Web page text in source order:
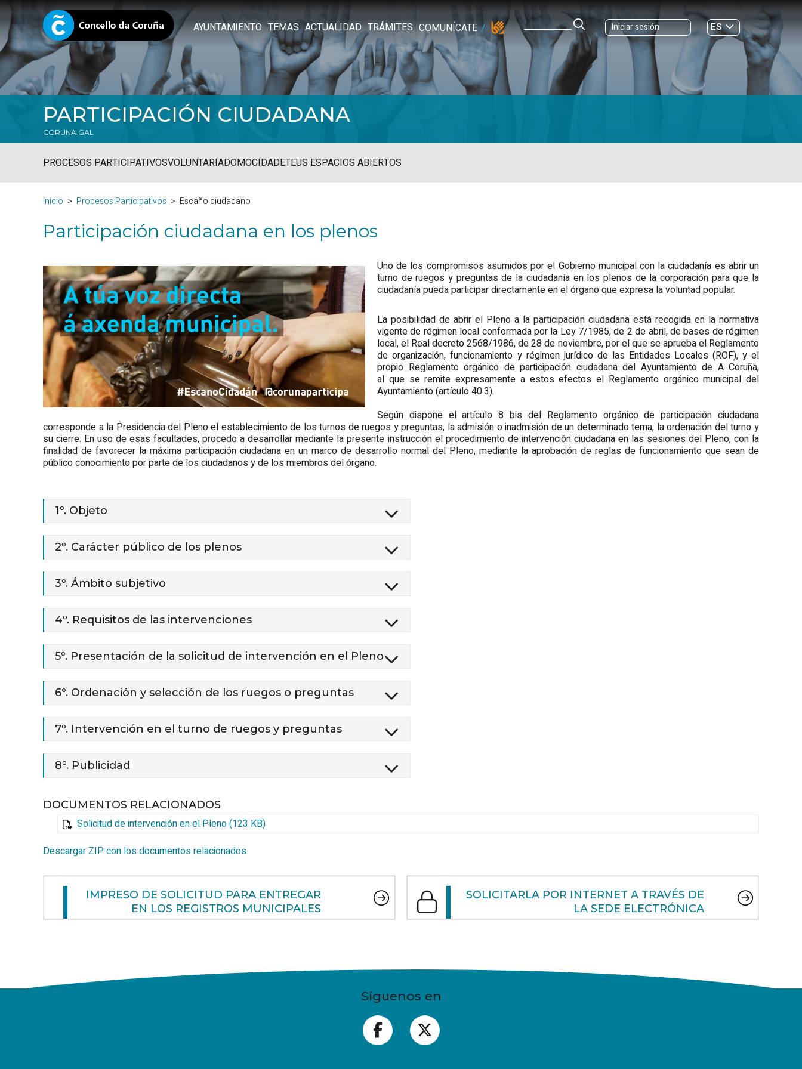
AYUNTAMIENTO TEMAS ACTUALIDAD TRÁMITES COMUNÍCATE Iniciar sesión
ES
GL
PARTICIPACIÓN CIUDADANA
CORUNA.GAL
PROCESOS PARTICIPATIVOSVOLUNTARIADOMOCIDADETEUS ESPACIOS ABIERTOS
Inicio Procesos Participativos Escaño ciudadano
Participación ciudadana en los plenos
Uno de los compromisos asumidos por el Gobierno municipal con la ciudadanía es abrir un
turno de ruegos y preguntas de la ciudadanía en los plenos de la corporación para que la
ciudadanía pueda participar directamente en el órgano que expresa la voluntad popular.
La posibilidad de abrir el Pleno a la participación ciudadana está recogida en la normativa
vigente de régimen local conformada por la Ley 7/1985, de 2 de abril, de bases de régimen
local, el Real decreto 2568/1986, de 28 de noviembre, por el que se aprueba el Reglamento
de organización, funcionamiento y régimen jurídico de las Entidades Locales (ROF), y el
propio Reglamento orgánico de participación ciudadana del Ayuntamiento de A Coruña,
al que se remite expresamente a estos efectos el Reglamento orgánico municipal del
Ayuntamiento (artículo 40.3).
Según dispone el artículo 8 bis del Reglamento orgánico de participación ciudadana
corresponde a la Presidencia del Pleno el establecimiento de los turnos de ruegos y preguntas, la admisión o inadmisión de un determinado tema, la ordenación del turno y
su cierre. En uso de esas facultades, procedo a desarrollar mediante la presente instrucción el procedimiento de intervención ciudadana en las sesiones del Pleno, con la
finalidad de favorecer la máxima participación ciudadana en un marco de desarrollo normal del Pleno, mediante la aprobación de reglas de funcionamiento que sean de
público conocimiento por parte de los ciudadanos y de los miembros del órgano.
1º. Objeto
2º. Carácter público de los plenos
3º. Ámbito subjetivo
4º. Requisitos de las intervenciones
5º. Presentación de la solicitud de intervención en el Pleno
6º. Ordenación y selección de los ruegos o preguntas
7º. Intervención en el turno de ruegos y preguntas
8º. Publicidad
DOCUMENTOS RELACIONADOS
Solicitud de intervención en el Pleno (123 KB)
Descargar ZIP con los documentos relacionados.
IMPRESO DE SOLICITUD PARA ENTREGAR
EN LOS REGISTROS MUNICIPALES
SOLICITARLA POR INTERNET A TRAVÉS DE
LA SEDE ELECTRÓNICA
Síguenos en